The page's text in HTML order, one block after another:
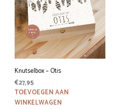
Knutselbox – Otis
€27,95
TOEVOEGEN AAN
WINKELWAGEN